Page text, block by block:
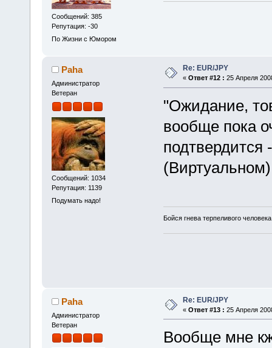
Сообщений: 385
Репутация: -30
По Жизни с Юмором
Paha
Администратор
Ветеран
Сообщений: 1034
Репутация: 1139
Подумать надо!
Re: EUR/JPY
« Ответ #12 : 25 Апреля
"Ожидание,
вообще пока
(Виртуальном)
Бойся гнева терпеливого
Paha
Администратор
Ветеран
Re: EUR/JPY
« Ответ #13 : 25 Апреля
Вообще мне